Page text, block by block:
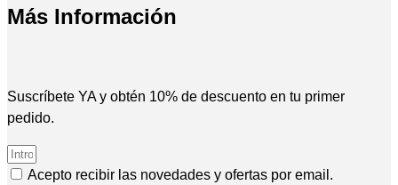
Más Información
Suscríbete YA y obtén 10% de descuento en tu primer
pedido.
Acepto recibir las novedades y ofertas por email.